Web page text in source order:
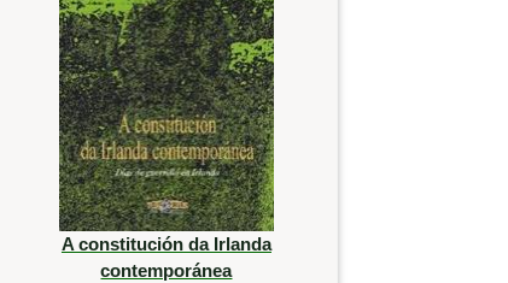
A constitución da Irlanda
contemporánea